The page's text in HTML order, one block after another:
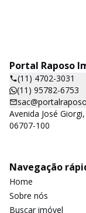
Portal Raposo
(11) 4702-3031
(11) 95782-6753
Avenida José
06707-100
Navegação
Home
Sobre nós
Buscar imóvel